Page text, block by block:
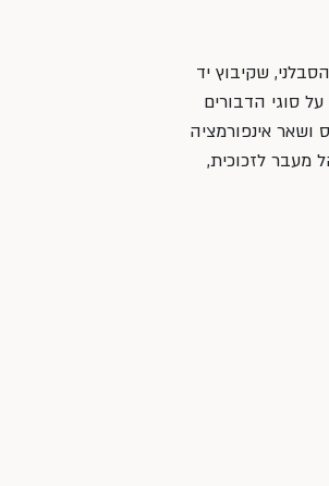
שקיבוץ יד
סוגי הדבורים
ושאר אינפורמציה
מעבר לזכוכית,